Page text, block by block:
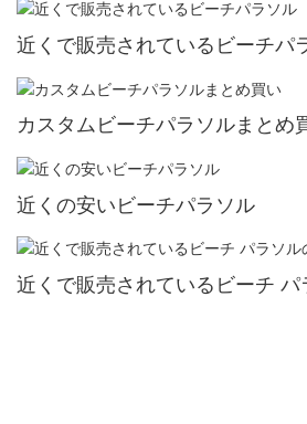
近くで販売されているビーチパ
カスタムビーチパラソルまとめ
近くの安いビーチパラソル
近くで販売されているビーチ パ